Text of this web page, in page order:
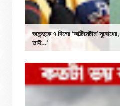
শুভেন্দুকে ৭ দিনের ‘আল্টিমেটাম’
তাই…’